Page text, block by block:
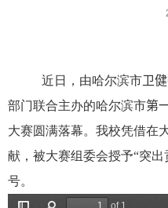
近日，由哈尔滨市卫
部门联合主办的哈尔滨市第
大赛圆满落幕。我校凭借在
献，被大赛组委会授予“突出
号。